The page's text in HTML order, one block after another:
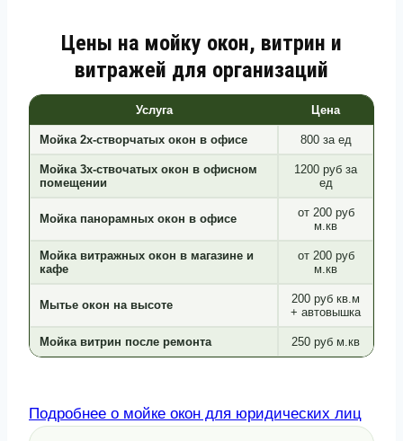
Цены на мойку окон, витрин и
витражей для организаций
Услуга Цена
Мойка 2х-створчатых окон в офисе 800 за ед
Мойка 3х-ствочатых окон в офисном
помещении
1200 руб за
ед
Мойка панорамных окон в офисе
от 200 руб
м.кв
Мойка витражных окон в магазине и
кафе
от 200 руб
м.кв
Мытье окон на высоте
200 руб кв.м
+ автовышка
Мойка витрин после ремонта 250 руб м.кв
Подробнее о мойке окон для юридических лиц